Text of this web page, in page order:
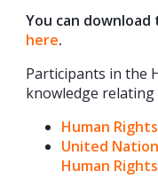
You can
here.
Participants in the
knowledge relating
Human
United
Human Rights